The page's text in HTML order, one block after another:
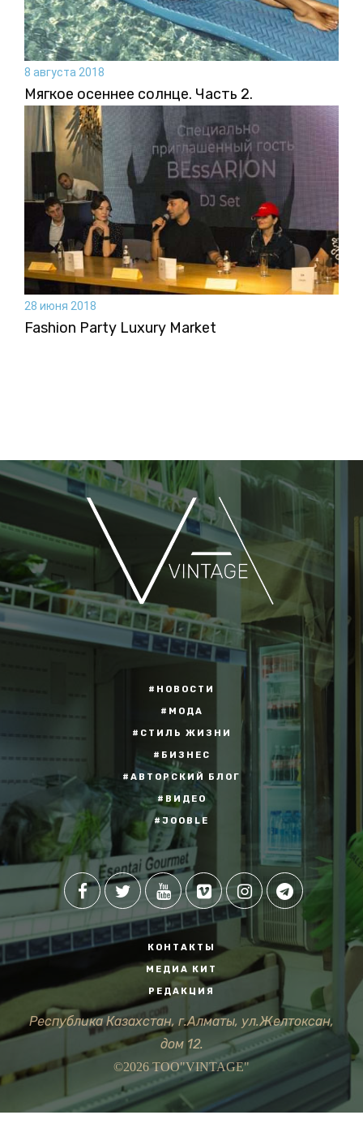
8 августа 2018
Мягкое осеннее солнце. Часть 2.
28 июня 2018
Fashion Party Luxury Market
#НОВОСТИ
#МОДА
#СТИЛЬ ЖИЗНИ
#БИЗНЕС
#АВТОРСКИЙ БЛОГ
#ВИДЕО
#JOOBLE
КОНТАКТЫ
МЕДИА КИТ
РЕДАКЦИЯ
Республика Казахстан, г.Алматы, ул.Желтоксан,
дом 12.
©2026 ТОО"VINTAGE"